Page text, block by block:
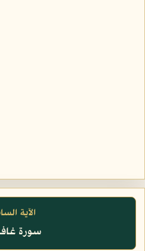
الآية
سورة غافر،